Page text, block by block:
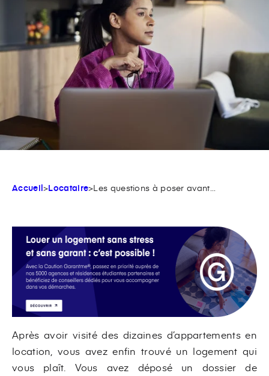
Accueil>Locataire>Les questions à poser avant...
Après avoir visité des dizaines d’appartements en
location, vous avez enfin trouvé un logement qui
vous plaît. Vous avez déposé un dossier de